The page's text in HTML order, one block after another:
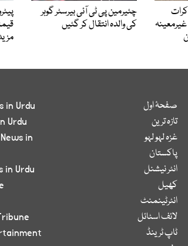
غیرمعینہ
چئیرمین پی ٹی آئی بیرسٹر گوہر
کی والدہ انتقال کر گئیں
صفحۂ اول
تازہ ترین
غزہ لہو لہو
پاکستان
انٹر نیشنل
کھیل
انٹرٹینمنٹ
لائف اسٹائل
ٹاپ ٹرینڈ
in Urdu
Urdu
in
in Urdu